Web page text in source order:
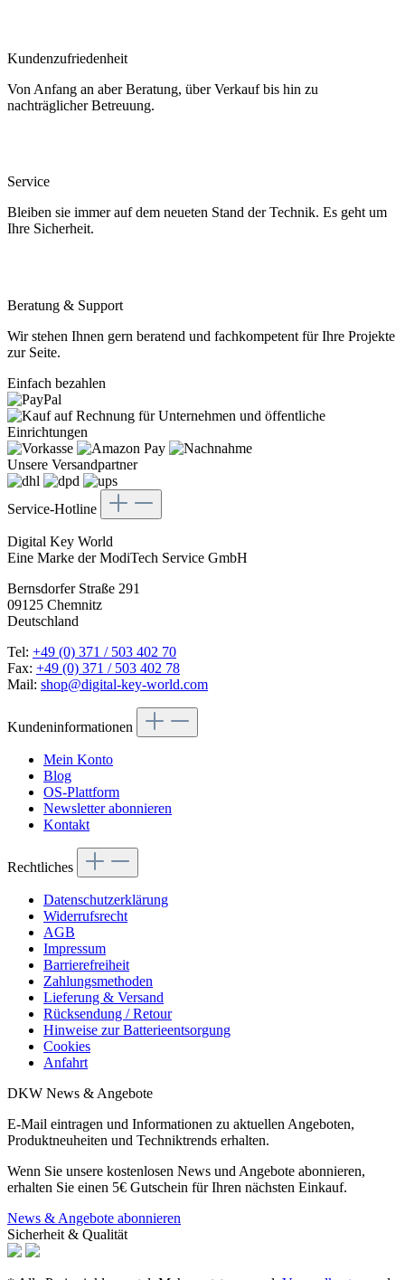
Kundenzufriedenheit
Von Anfang an aber Beratung, über Verkauf bis hin zu
nachträglicher Betreuung.
Service
Bleiben sie immer auf dem neueten Stand der Technik. Es geht um
Ihre Sicherheit.
Beratung & Support
Wir stehen Ihnen gern beratend und fachkompetent für Ihre Projekte
zur Seite.
Einfach bezahlen
Unsere Versandpartner
Service-Hotline
Digital Key World
Eine Marke der ModiTech Service GmbH
Bernsdorfer Straße 291
09125 Chemnitz
Deutschland
Tel: +49 (0) 371 / 503 402 70
Fax: +49 (0) 371 / 503 402 78
Mail: shop@digital-key-world.com
Kundeninformationen
Mein Konto
Blog
OS-Plattform
Newsletter abonnieren
Kontakt
Rechtliches
Datenschutzerklärung
Widerrufsrecht
AGB
Impressum
Barrierefreiheit
Zahlungsmethoden
Lieferung & Versand
Rücksendung / Retour
Hinweise zur Batterieentsorgung
Cookies
Anfahrt
DKW News & Angebote
E-Mail eintragen und Informationen zu aktuellen Angeboten,
Produktneuheiten und Techniktrends erhalten.
Wenn Sie unsere kostenlosen News und Angebote abonnieren,
erhalten Sie einen 5€ Gutschein für Ihren nächsten Einkauf.
News & Angebote abonnieren
Sicherheit & Qualität